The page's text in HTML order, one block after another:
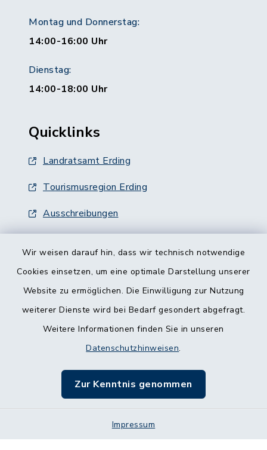
Wir weisen darauf hin, dass wir technisch notwendige
Cookies einsetzen, um eine optimale Darstellung unserer
Website zu ermöglichen. Die Einwilligung zur Nutzung
weiterer Dienste wird bei Bedarf gesondert abgefragt.
Weitere Informationen finden Sie in unseren
Datenschutzhinweisen.
Zur Kenntnis genommen
Impressum
Montag und Donnerstag:
14:00-16:00 Uhr
Dienstag:
14:00-18:00 Uhr
Quicklinks
Landratsamt Erding
Tourismusregion Erding
Ausschreibungen
Barrierefreiheit
Impressum
Sitemap